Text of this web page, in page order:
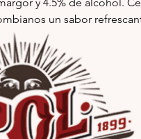
un sabor